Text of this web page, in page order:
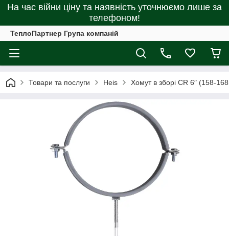
На час війни ціну та наявність уточнюємо лише за
телефоном!
ТеплоПартнер Група компаній
Товари та послуги Heis Хомут в зборi CR 6″ (158-